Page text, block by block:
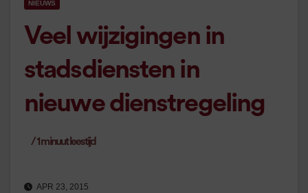
NIEUWS
Veel wijzigingen in
stadsdiensten in
nieuwe dienstregeling
/1 minuut leestijd
APR 23, 2015